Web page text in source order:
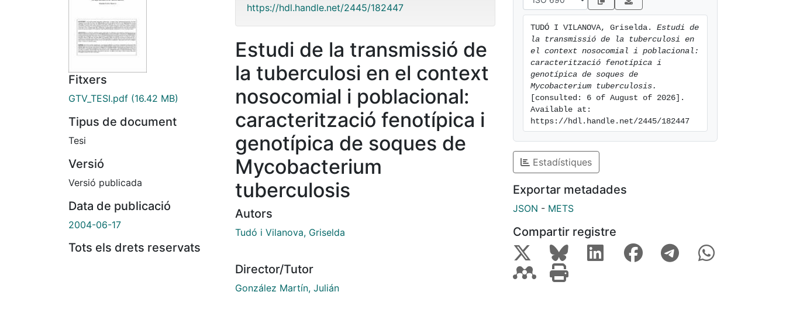
Fitxers
GTV_TESI.pdf (16.42 MB)
Tipus de document
Tesi
Versió
Versió publicada
Data de publicació
2004-06-17
Tots els drets reservats
https://hdl.handle.net/2445/182447
Estudi de la transmissió de
la tuberculosi en el context
nosocomial i poblacional:
caracterització fenotípica i
genotípica de soques de
Mycobacterium
tuberculosis
Autors
Tudó i Vilanova, Griselda
Director/Tutor
González Martín, Julián
TUDÓ I VILANOVA, Griselda. Estudi de
la transmissió de la tuberculosi en
el context nosocomial i poblacional:
caracterització fenotípica i
genotípica de soques de
Mycobacterium tuberculosis.
[consulted: 6 of August of 2026].
Available at:
https://hdl.handle.net/2445/182447
Estadístiques
Exportar metadades
JSON - METS
Compartir registre